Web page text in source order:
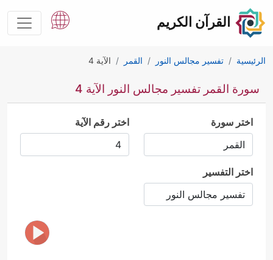
القرآن الكريم
الرئيسية تفسير مجالس النور القمر الآية 4
سورة القمر تفسير مجالس النور الآية 4
اختر سورة اختر رقم الآية
اختر التفسير